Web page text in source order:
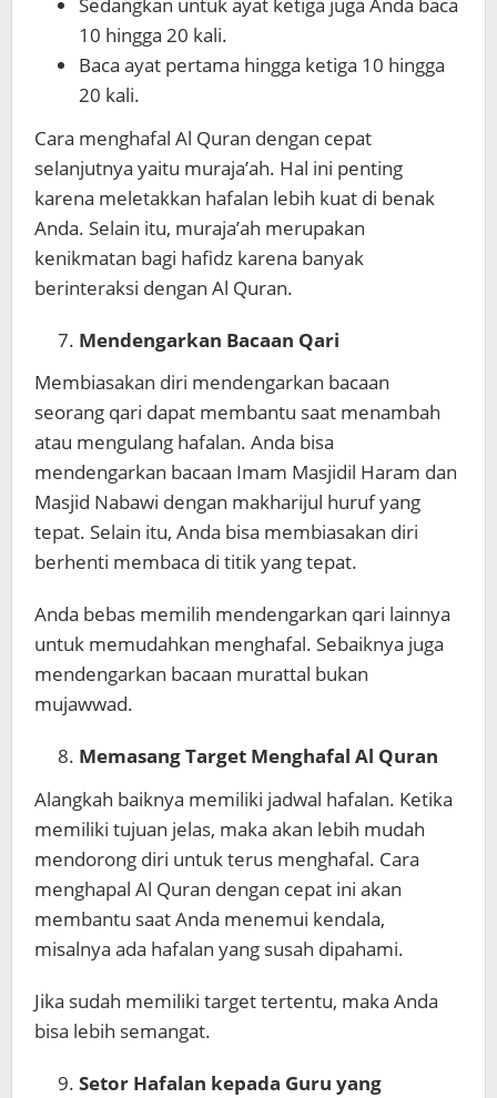
Sedangkan untuk ayat ketiga juga Anda baca
10 hingga 20 kali.
Baca ayat pertama hingga ketiga 10 hingga
20 kali.
Cara menghafal Al Quran dengan cepat
selanjutnya yaitu muraja’ah. Hal ini penting
karena meletakkan hafalan lebih kuat di benak
Anda. Selain itu, muraja’ah merupakan
kenikmatan bagi hafidz karena banyak
berinteraksi dengan Al Quran.
Mendengarkan Bacaan Qari
Membiasakan diri mendengarkan bacaan
seorang qari dapat membantu saat menambah
atau mengulang hafalan. Anda bisa
mendengarkan bacaan Imam Masjidil Haram dan
Masjid Nabawi dengan makharijul huruf yang
tepat. Selain itu, Anda bisa membiasakan diri
berhenti membaca di titik yang tepat.
Anda bebas memilih mendengarkan qari lainnya
untuk memudahkan menghafal. Sebaiknya juga
mendengarkan bacaan murattal bukan
mujawwad.
Memasang Target Menghafal Al Quran
Alangkah baiknya memiliki jadwal hafalan. Ketika
memiliki tujuan jelas, maka akan lebih mudah
mendorong diri untuk terus menghafal. Cara
menghapal Al Quran dengan cepat ini akan
membantu saat Anda menemui kendala,
misalnya ada hafalan yang susah dipahami.
Jika sudah memiliki target tertentu, maka Anda
bisa lebih semangat.
Setor Hafalan kepada Guru yang